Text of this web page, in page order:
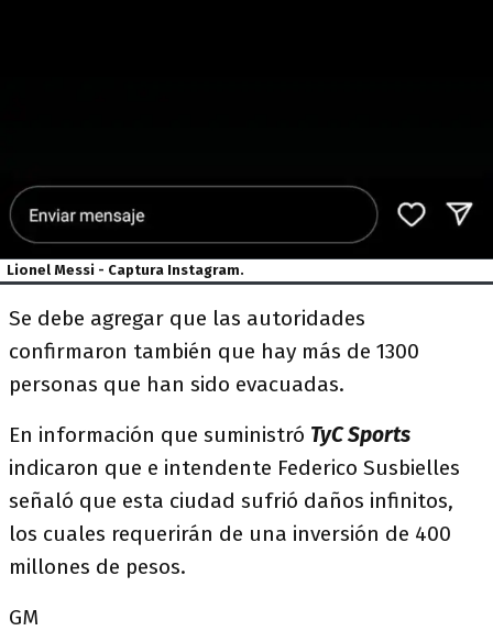
Lionel Messi - Captura Instagram.
Se debe agregar que las autoridades
confirmaron también que hay más de 1300
personas que han sido evacuadas.
En información que suministró TyC Sports
indicaron que e intendente Federico Susbielles
señaló que esta ciudad sufrió daños infinitos,
los cuales requerirán de una inversión de 400
millones de pesos.
GM